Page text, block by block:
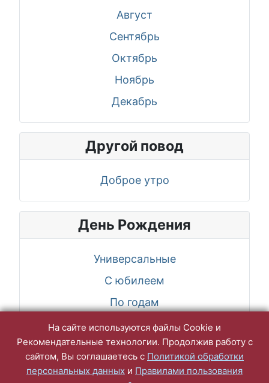
Август
Сентябрь
Октябрь
Ноябрь
Декабрь
Другой повод
Доброе утро
День Рождения
Универсальные
С юбилеем
По годам
По именам, женщине
По именам, мужчине
На сайте используются файлы Cookie и
Рекомендательные технологии. Продолжив работу с
сайтом, Вы соглашаетесь с Политикой обработки
персональных данных и Правилами пользования